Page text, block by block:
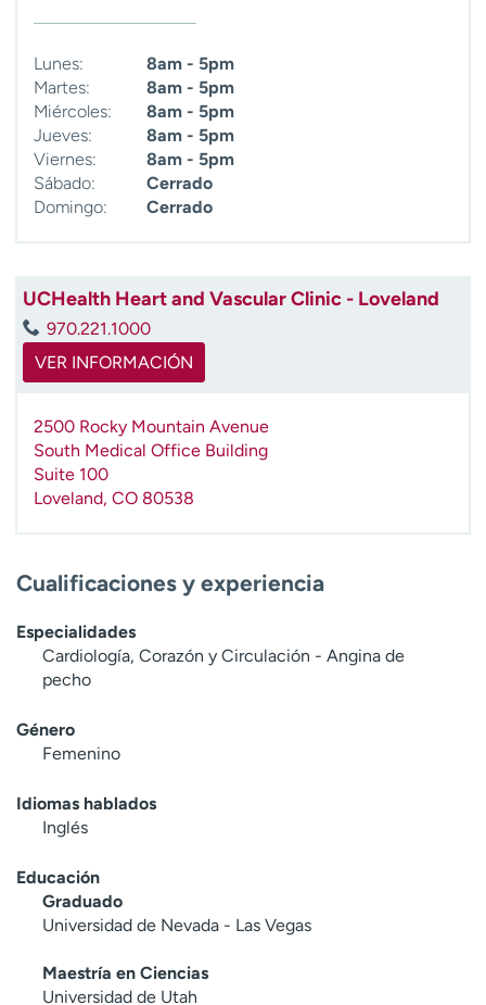
Lunes:
8am - 5pm
Martes:
8am - 5pm
Miércoles:
8am - 5pm
Jueves:
8am - 5pm
Viernes:
8am - 5pm
Sábado:
Cerrado
Domingo:
Cerrado
UCHealth Heart and Vascular Clinic - Loveland
970.221.1000
VER INFORMACIÓN
2500 Rocky Mountain Avenue
South Medical Office Building
Suite 100
Loveland, CO 80538
Cualificaciones y experiencia
Especialidades
Cardiología, Corazón y Circulación - Angina de
pecho
Género
Femenino
Idiomas hablados
Inglés
Educación
Graduado
Universidad de Nevada - Las Vegas
Maestría en Ciencias
Universidad de Utah